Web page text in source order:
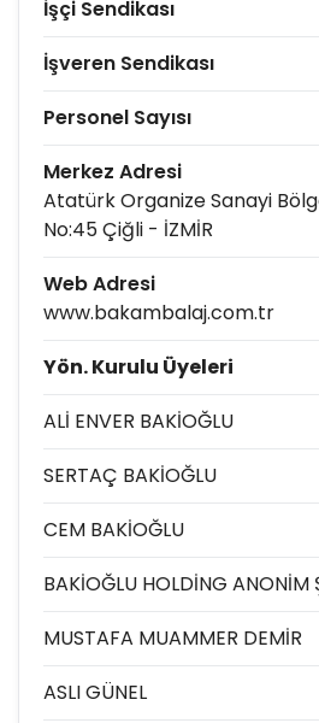
İşçi Sendikası
İşveren Sendikası
Personel Sayısı
Merkez Adresi
Atatürk Organize Sanayi
No:45 Çiğli - İZMİR
Web Adresi
www.bakambalaj.com.tr
Yön. Kurulu Üyeleri
ALİ ENVER BAKİOĞLU
SERTAÇ BAKİOĞLU
CEM BAKİOĞLU
BAKİOĞLU HOLDİNG ANONİM
MUSTAFA MUAMMER DEMİR
ASLI GÜNEL